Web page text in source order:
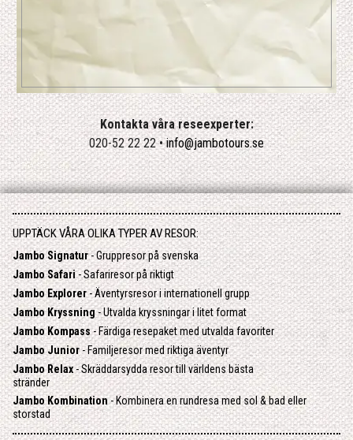
Kontakta våra reseexperter:
020-52 22 22 •info@jambotours.se
UPPTÄCK VÅRA OLIKA TYPER AV RESOR:
Jambo Signatur- Gruppresor på svenska
Jambo Safari- Safariresor på riktigt
Jambo Explorer- Äventyrsresor i internationell grupp
Jambo Kryssning- Utvalda kryssningar i litet format
Jambo Kompass- Färdiga resepaket med utvalda favoriter
Jambo Junior- Familjeresor med riktiga äventyr
Jambo Relax- Skräddarsydda resor till världens bästa
stränder
Jambo Kombination- Kombinera en rundresa med sol & bad eller
storstad